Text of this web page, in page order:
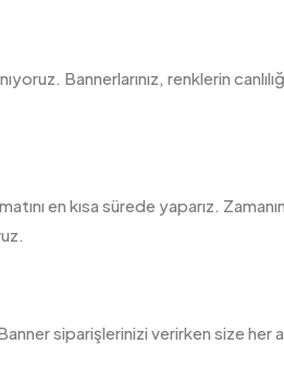
Bannerlarınız, renklerin
en kısa sürede yaparız.
siparişlerinizi verirken size her